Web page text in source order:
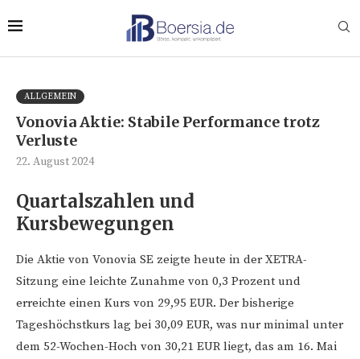
ALLGEMEIN
Vonovia Aktie: Stabile Performance trotz
Verluste
22. August 2024
Quartalszahlen und
Kursbewegungen
Die Aktie von Vonovia SE zeigte heute in der XETRA-
Sitzung eine leichte Zunahme von 0,3 Prozent und
erreichte einen Kurs von 29,95 EUR. Der bisherige
Tageshöchstkurs lag bei 30,09 EUR, was nur minimal unter
dem 52-Wochen-Hoch von 30,21 EUR liegt, das am 16. Mai